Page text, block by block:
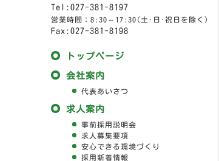
Tel:027-381-8197
営業時間：8:30～17:30(土･日･祝日を除く)
Fax:027-381-8198
トップページ
会社案内
代表あいさつ
求人案内
事前採用説明会
求人募集要項
安心できる環境づくり
採用新着情報